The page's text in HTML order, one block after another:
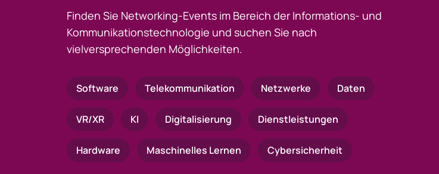
Finden Sie Networking-Events im Bereich der Informations- und
Kommunikationstechnologie und suchen Sie nach
vielversprechenden Möglichkeiten.
Software Telekommunikation Netzwerke Daten
VR/XR KI Digitalisierung Dienstleistungen
Hardware Maschinelles Lernen Cybersicherheit